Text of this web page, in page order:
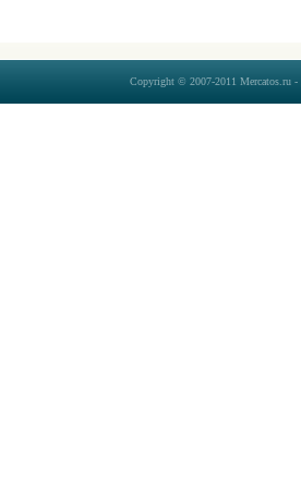
Copyright © 2007-2011 Mercatos.ru -